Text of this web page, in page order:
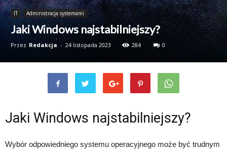
IT Administracja systemami
Jaki Windows najstabilniejszy?
Przez Redakcja - 24 listopada 2023 284 0
Jaki Windows najstabilniejszy?
Wybór odpowiedniego systemu operacyjnego może być trudnym